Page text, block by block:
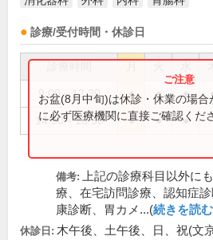
診療/受付時間・休診日
9:00～12:30 ● ● ● ●
14:30～18:30 ● ● ●
お盆(8月中旬)は休診・休業の場
に必ず医療機関に直接ご確認くだ
備考:
上記の診療科目以外に
療、在宅訪問診療、認知症
康診断、胃カメ...(続きを読む
休診日: 木午後、土午後、日、祝(文